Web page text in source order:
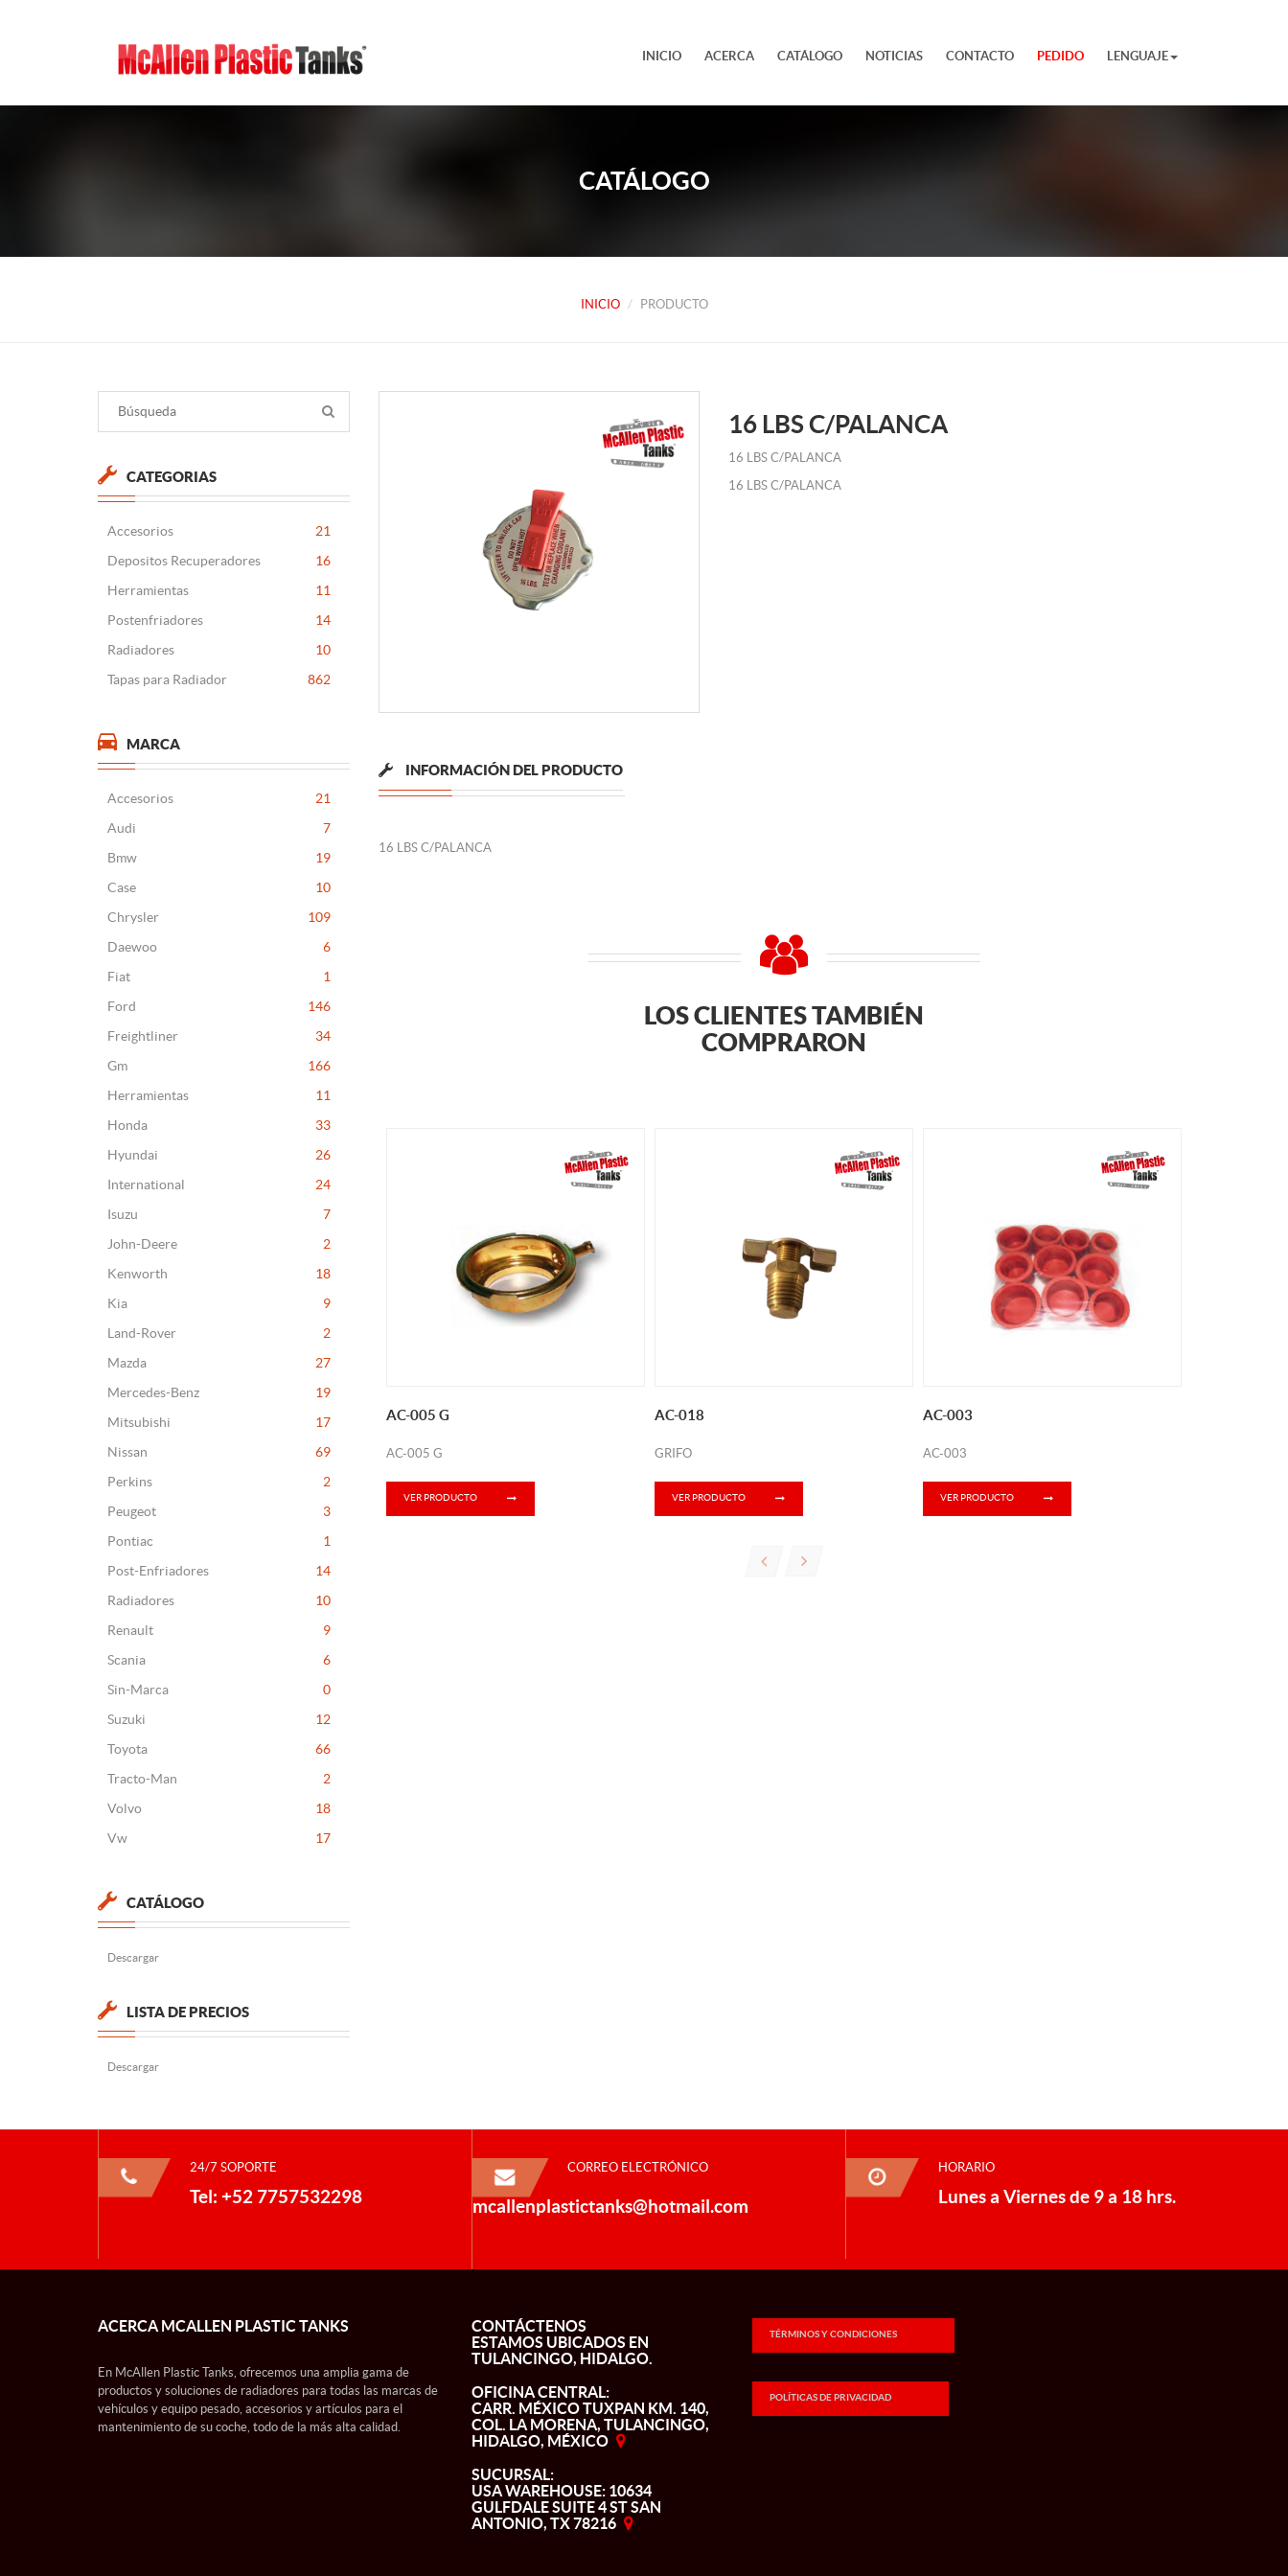
INICIO ACERCA CATÁLOGO NOTICIAS CONTACTO PEDIDO LENGUAJE
CATÁLOGO
INICIO PRODUCTO
CATEGORIAS
Accesorios
21
Depositos Recuperadores
16
Herramientas
11
Postenfriadores
14
Radiadores
10
Tapas para Radiador
862
MARCA
Accesorios
21
Audi
7
Bmw
19
Case
10
Chrysler
109
Daewoo
6
Fiat
1
Ford
146
Freightliner
34
Gm
166
Herramientas
11
Honda
33
Hyundai
26
International
24
Isuzu
7
John-Deere
2
Kenworth
18
Kia
9
Land-Rover
2
Mazda
27
Mercedes-Benz
19
Mitsubishi
17
Nissan
69
Perkins
2
Peugeot
3
Pontiac
1
Post-Enfriadores
14
Radiadores
10
Renault
9
Scania
6
Sin-Marca
0
Suzuki
12
Toyota
66
Tracto-Man
2
Volvo
18
Vw
17
CATÁLOGO
Descargar
LISTA DE PRECIOS
Descargar
16 LBS C/PALANCA
16 LBS C/PALANCA
16 LBS C/PALANCA
INFORMACIÓN DEL PRODUCTO
16 LBS C/PALANCA
LOS CLIENTES TAMBIÉN
COMPRARON
AC-005 G
AC-005 G
VER PRODUCTO
AC-018
GRIFO
VER PRODUCTO
AC-003
AC-003
VER PRODUCTO
24/7 SOPORTE
Tel: +52 7757532298
CORREO ELECTRÓNICO
mcallenplastictanks@hotmail.com
HORARIO
Lunes a Viernes de 9 a 18 hrs.
ACERCA MCALLEN PLASTIC TANKS
En McAllen Plastic Tanks, ofrecemos una amplia gama de
productos y soluciones de radiadores para todas las marcas de
vehículos y equipo pesado, accesorios y artículos para el
mantenimiento de su coche, todo de la más alta calidad.
CONTÁCTENOS
ESTAMOS UBICADOS EN
TULANCINGO, HIDALGO.
OFICINA CENTRAL:
CARR. MÉXICO TUXPAN KM. 140,
COL. LA MORENA, TULANCINGO,
HIDALGO, MÉXICO
SUCURSAL:
USA WAREHOUSE: 10634
GULFDALE SUITE 4 ST SAN
ANTONIO, TX 78216
TÉRMINOS Y CONDICIONES
POLÍTICAS DE PRIVACIDAD